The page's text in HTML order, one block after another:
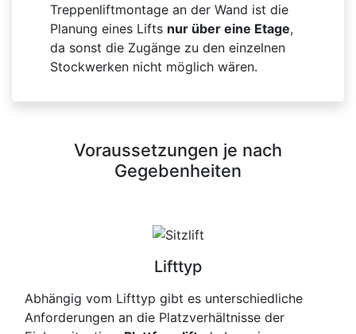
Treppenliftmontage an der Wand ist die
Planung eines Lifts nur über eine Etage,
da sonst die Zugänge zu den einzelnen
Stockwerken nicht möglich wären.
Voraussetzungen je nach
Gegebenheiten
Lifttyp
Abhängig vom Lifttyp gibt es unterschiedliche
Anforderungen an die Platzverhältnisse der